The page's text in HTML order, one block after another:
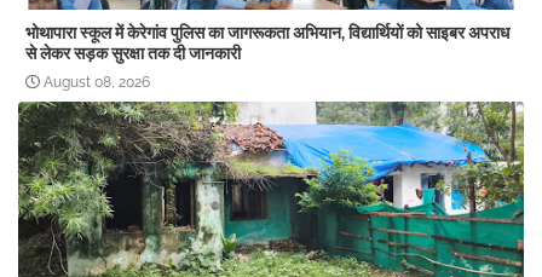
भोथापारा स्कूल में केरेगांव पुलिस का जागरूकता अभियान, विद्यार्थियों को साइबर अपराध
से लेकर सड़क सुरक्षा तक दी जानकारी
August 08, 2026